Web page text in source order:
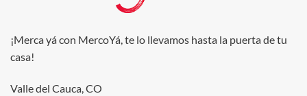
¡Merca yá con MercoYá, te lo llevamos hasta la puerta de tu
casa!
Valle del Cauca, CO